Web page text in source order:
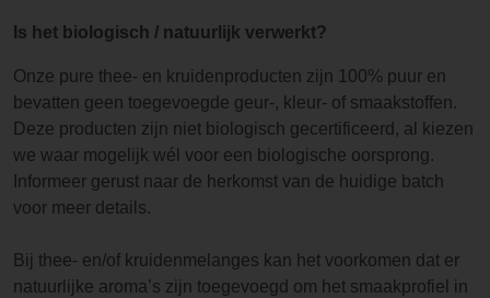
Is het biologisch / natuurlijk verwerkt?
Onze pure thee- en kruidenproducten zijn 100% puur en
bevatten geen toegevoegde geur-, kleur- of smaakstoffen.
Deze producten zijn niet biologisch gecertificeerd, al kiezen
we waar mogelijk wél voor een biologische oorsprong.
Informeer gerust naar de herkomst van de huidige batch
voor meer details.
Bij thee- en/of kruidenmelanges kan het voorkomen dat er
natuurlijke aroma’s zijn toegevoegd om het smaakprofiel in